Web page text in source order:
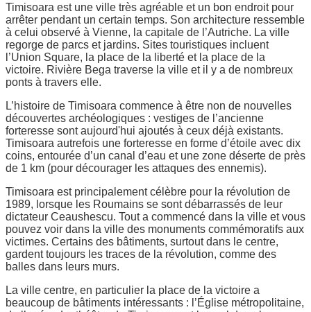
Timisoara est une ville très agréable et un bon endroit pour
arrêter pendant un certain temps. Son architecture ressemble
à celui observé à Vienne, la capitale de l’Autriche. La ville
regorge de parcs et jardins. Sites touristiques incluent
l’Union Square, la place de la liberté et la place de la
victoire. Rivière Bega traverse la ville et il y a de nombreux
ponts à travers elle.
L’histoire de Timisoara commence à être non de nouvelles
découvertes archéologiques : vestiges de l’ancienne
forteresse sont aujourd'hui ajoutés à ceux déjà existants.
Timisoara autrefois une forteresse en forme d’étoile avec dix
coins, entourée d’un canal d’eau et une zone déserte de près
de 1 km (pour décourager les attaques des ennemis).
Timisoara est principalement célèbre pour la révolution de
1989, lorsque les Roumains se sont débarrassés de leur
dictateur Ceaushescu. Tout a commencé dans la ville et vous
pouvez voir dans la ville des monuments commémoratifs aux
victimes. Certains des bâtiments, surtout dans le centre,
gardent toujours les traces de la révolution, comme des
balles dans leurs murs.
La ville centre, en particulier la place de la victoire a
beaucoup de bâtiments intéressants : l’Église métropolitaine,